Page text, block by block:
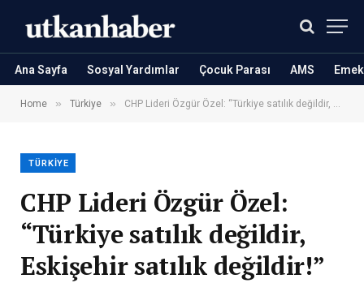
Ana Sayfa Sosyal Yardımlar Çocuk Parası AMS
Home » Türkiye » CHP Lideri Özgür Özel: “Türkiye satılık değildir, Eskişehir satılık değildir!”
TÜRKIYE
CHP Lideri Özgür Özel:
“Türkiye satılık değildir,
Eskişehir satılık değildir!”